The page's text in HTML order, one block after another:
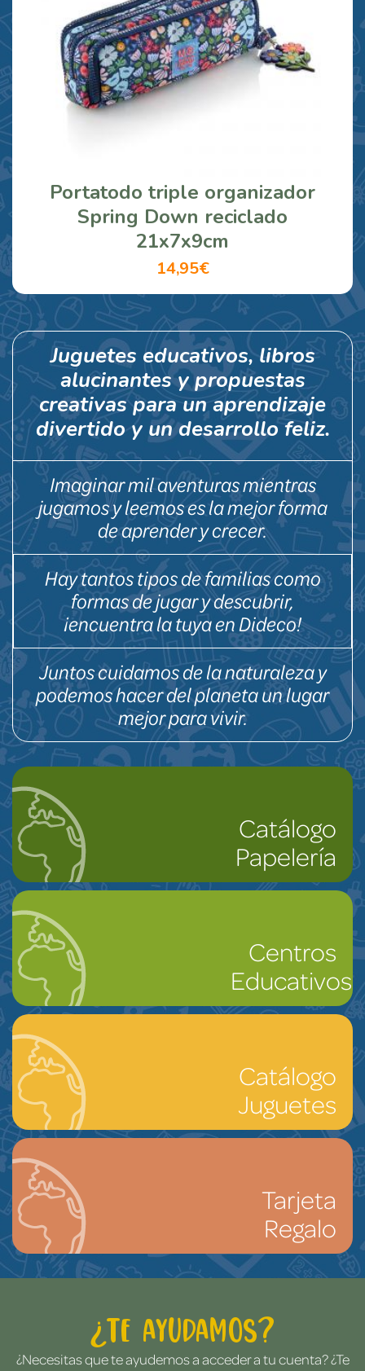
Portatodo triple organizador
Spring Down reciclado
21x7x9cm
14,95€
Juguetes educativos, libros
alucinantes y propuestas
creativas para un aprendizaje
divertido y un desarrollo feliz.
Imaginar mil aventuras mientras
jugamos y leemos es la mejor forma
de aprender y crecer.
Hay tantos tipos de familias como
formas de jugar y descubrir,
¡encuentra la tuya en Dideco!
Juntos cuidamos de la naturaleza y
podemos hacer del planeta un lugar
mejor para vivir.
Catálogo
Papelería
Centros
Educativos
Catálogo
Juguetes
Tarjeta
Regalo
¿Te ayudamos?
¿Necesitas que te ayudemos a acceder a tu cuenta? ¿Te